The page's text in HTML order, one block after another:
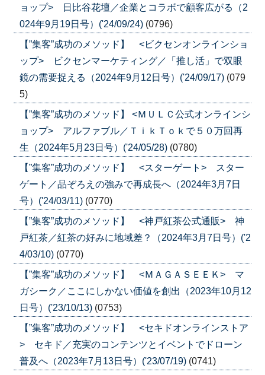
ョップ> 日比谷花壇／企業とコラボで顧客広がる（2
024年9月19日号）('24/09/24) (0796)
【”集客”成功のメソッド】 <ビクセンオンラインショ
ップ> ビクセンマーケティング／「推し活」で双眼
鏡の需要捉える（2024年9月12日号）('24/09/17) (079
5)
【”集客”成功のメソッド】 <ＭＵＬＣ公式オンラインシ
ョップ> アルファブル／ＴｉｋＴｏｋで５０万回再
生（2024年5月23日号）('24/05/28) (0780)
【”集客”成功のメソッド】 <スターゲート> スター
ゲート／品ぞろえの強みで再成長へ（2024年3月7日
号）('24/03/11) (0770)
【”集客”成功のメソッド】 <神戸紅茶公式通販> 神
戸紅茶／紅茶の好みに地域差？（2024年3月7日号）('2
4/03/10) (0770)
【”集客”成功のメソッド】 <ＭＡＧＡＳＥＥＫ> マ
ガシーク／ここにしかない価値を創出（2023年10月12
日号）('23/10/13) (0753)
【”集客”成功のメソッド】 <セキドオンラインストア
> セキド／充実のコンテンツとイベントでドローン
普及へ（2023年7月13日号）('23/07/19) (0741)